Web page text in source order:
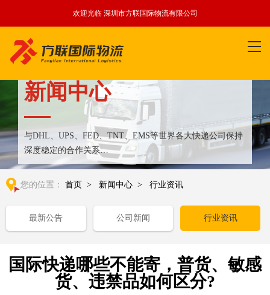
欢迎光临 深圳市方联国际物流有限公司
新闻中心
与DHL、UPS、FED、TNT、EMS等世界各大快递公司保持
深度稳定的合作关系
整合全球优质物流运输资源,满足国内外客户更多个性化需求
您的位置： 首页 > 新闻中心 > 行业资讯
最新公告 公司新闻 行业资讯
国际快递哪些不能寄，普货、敏感
货、违禁品如何区分?